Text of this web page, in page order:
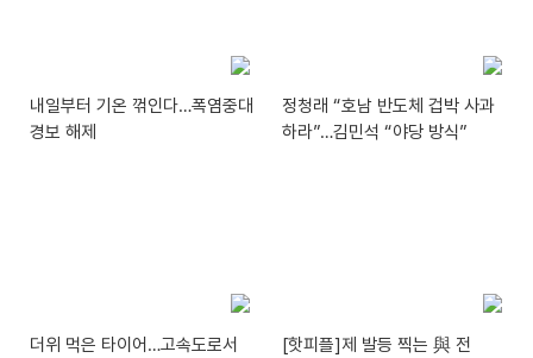
내일부터 기온 꺾인다…폭염중대
경보 해제
정청래 “호남 반도체 겁박 사과
하라”…김민석 “야당 방식”
더위 먹은 타이어…고속도로서
[핫피플]제 발등 찍는 與 전